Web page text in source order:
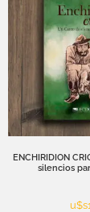
ENCHIRIDION
silencios
u$s